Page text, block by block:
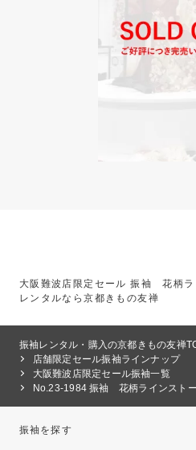
大阪難波店限定セール 振袖 花柄ラ
レンタルなら京都きもの友禅
振袖レンタル・購入の京都きもの友禅
店舗限定セール振袖ラインナップ
大阪難波店限定セール振袖一覧
No.23-1984 振袖 花柄ラインスト
振袖を探す